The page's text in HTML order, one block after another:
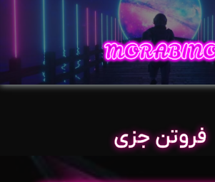
فروتن جزی